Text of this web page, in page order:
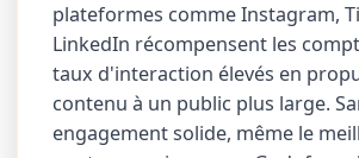
plateformes comme Instagram,
LinkedIn récompensent les
taux d'interaction élevés en
contenu à un public plus large.
engagement solide, même le